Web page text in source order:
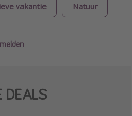
vakantie Natuur
DEALS